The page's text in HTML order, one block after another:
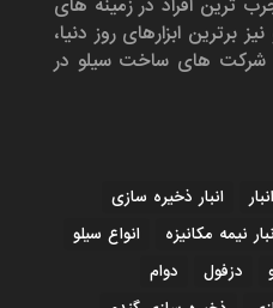
ترین افراد در زمینه های
برترین ابزارهای روز دنیا،
شرکت های ساخت سیلو در
انبار
انبار ذخیره سازی
نیمه مکانیزه
انواع سیلو
دزفول
دوام